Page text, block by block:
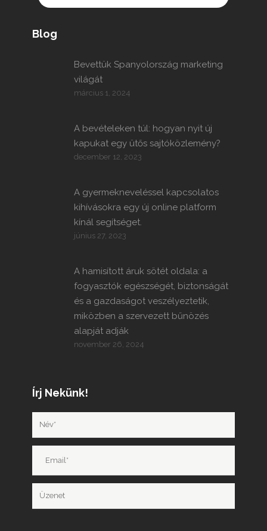
Blog
Bevettük Spanyolország marketing
világát
március 1, 2024
A bevételeken túl: hogyan nyit új
kapukat egy ütős sajtóközlemény?
december 12, 2023
A gyermekneveléssel kapcsolatos
kihívásokra egy új online platform
kínál segítséget.
június 27, 2023
A hamisított áruk sötét oldala: a
fogyasztók egészségét, biztonságát
és a gazdaságot veszélyeztetik,
miközben a szervezett bűnözés
alapját adják
november 26, 2024
Írj Nekünk!